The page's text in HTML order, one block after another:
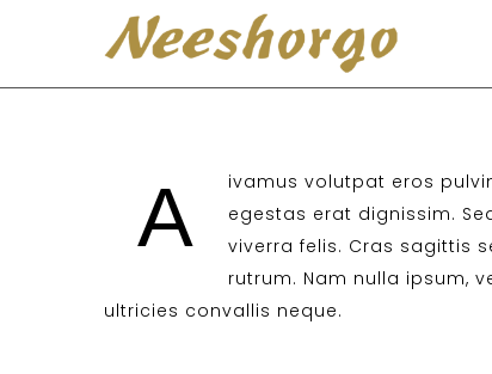
A
ivamus volutpat eros
egestas erat dignissim.
viverra felis. Cras sagittis
rutrum. Nam nulla ipsum,
ultricies convallis neque.